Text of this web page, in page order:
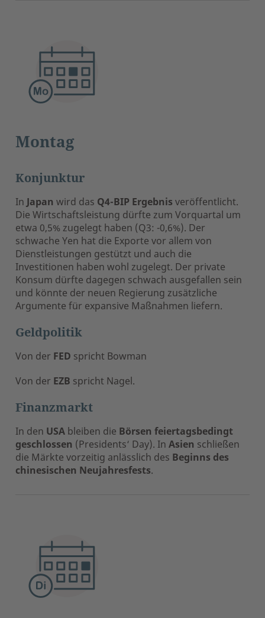
Montag
Konjunktur
In Japan wird das Q4-BIP Ergebnis veröffentlicht.
Die Wirtschaftsleistung dürfte zum Vorquartal um
etwa 0,5% zugelegt haben (Q3: -0,6%). Der
schwache Yen hat die Exporte vor allem von
Dienstleistungen gestützt und auch die
Investitionen haben wohl zugelegt. Der private
Konsum dürfte dagegen schwach ausgefallen sein
und könnte der neuen Regierung zusätzliche
Argumente für expansive Maßnahmen liefern.
Geldpolitik
Von der FED spricht Bowman
Von der EZB spricht Nagel.
Finanzmarkt
In den USA bleiben die Börsen feiertagsbedingt
geschlossen (Presidents‘ Day). In Asien schließen
die Märkte vorzeitig anlässlich des Beginns des
chinesischen Neujahresfests.